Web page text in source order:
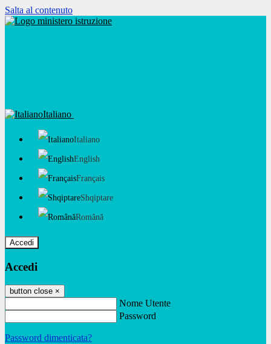
Salta al contenuto
Italiano
Italiano
English
Français
Shqiptare
Română
Accedi
Accedi
button close ×
Nome Utente
Password
Password dimenticata?